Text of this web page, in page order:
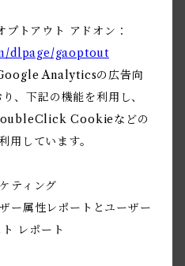
トアウト アドオン：
dlpage/gaoptout
Analyticsの広告向
、下記の機能を利用し、
Cookieなどの
しています。
ティング
属性レポートとユーザー
レポート